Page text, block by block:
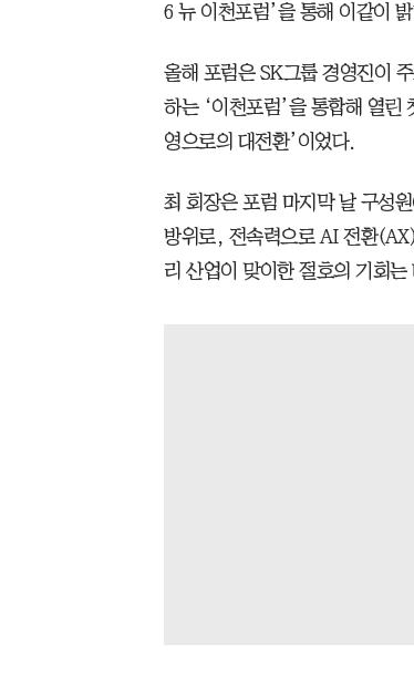
6 뉴 이천포럼’을 통해 이같이
올해 포럼은 SK그룹 경영진이
하는 ‘이천포럼’을 통합해 열
영으로의 대전환’이었다.
최 회장은 포럼 마지막 날 구성
방위로, 전속력으로 AI 전환
리 산업이 맞이한 절호의 기회